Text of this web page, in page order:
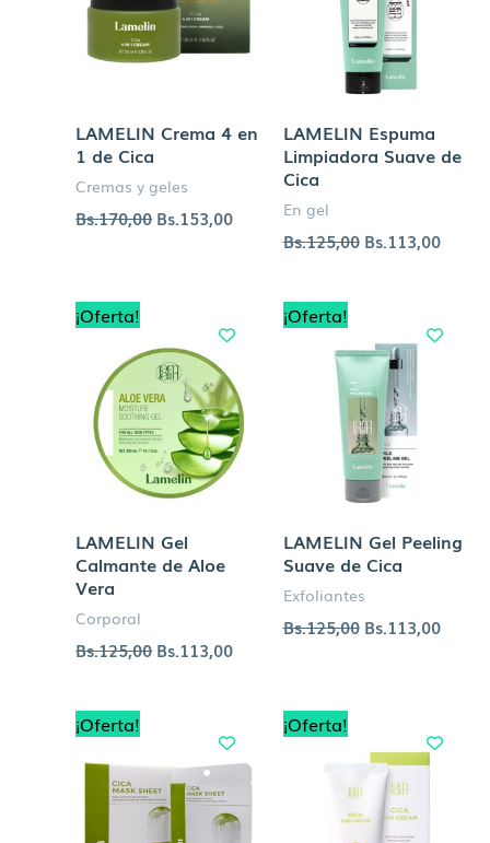
LAMELIN Crema 4 en
1 de Cica
Cremas y geles
Bs.170,00 Bs.153,00
LAMELIN Espuma
Limpiadora Suave de
Cica
En gel
Bs.125,00 Bs.113,00
¡Oferta!
LAMELIN Gel
Calmante de Aloe
Vera
Corporal
Bs.125,00
original
era:
Bs.125,00.
Bs.113,00
precio
Bs.113,00.
¡Oferta!
LAMELIN Gel Peeling
Suave de Cica
Exfoliantes
Bs.125,00
original
era:
Bs.125,00.
Bs.113,00
precio
¡Oferta!
era:
Bs.20,00.
precio
actual
Bs.16,00.
¡Oferta!
original
era:
Bs.190,00.
precio